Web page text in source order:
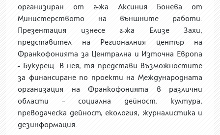
организиран от г-жа Аксиния Бонева от
Министерството на външните работи.
Презентация изнесе г-жа Елизе Захи,
представител на Регионалния център на
Франкофонията за Централна и Източна Европа
- Букурещ. В нея, тя представи възможностите
за финансиране по проекти на Международната
организация на Франкофонията в различни
области – социална дейност, култура,
преводаческа дейност, екология, журналистика и
дезинформация.